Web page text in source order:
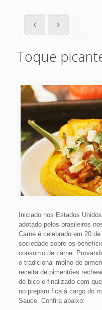
Toque
Iniciado nos Estados
adotado pelos brasileiros
Carne é celebrado em 20
sociedade sobre os
consumo de carne.
o tradicional molho de
receita de pimentões
de bico e finalizado com
no preparo fica à cargo do
Sauce. Confira abaixo: